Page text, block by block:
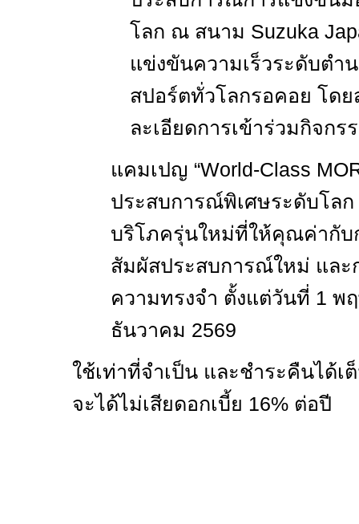
โลก ณ สนาม Suzuka
แข่งขันความเร็วระดับตำ
สปอร์ตทั่วโลกรอคอย โด
ละเอียดการเข้าร่วมกิจกร
แคมเปญ “World-Class
ประสบการณ์พิเศษระดับโล
บริโภครุ่นใหม่ที่ให้คุณค่ากับ
สัมผัสประสบการณ์ใหม่ และ
ความทรงจำ ตั้งแต่วันที่ 1 พ
ธันวาคม 2569
ใช้เท่าที่จำเป็น และชำระคืนได้
จะได้ไม่เสียดอกเบี้ย 16% ต่อปี